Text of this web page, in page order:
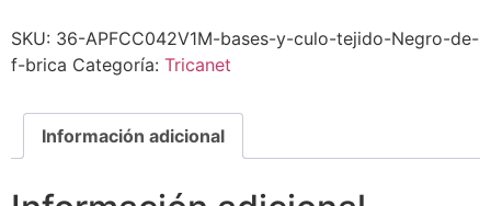
SKU: 36-APFCC042V1M-bases-y-culo-tejido-Negro-de-
f-brica Categoría: Tricanet
Información adicional